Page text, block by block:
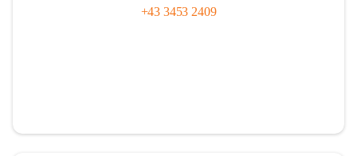
+43 3453 2409